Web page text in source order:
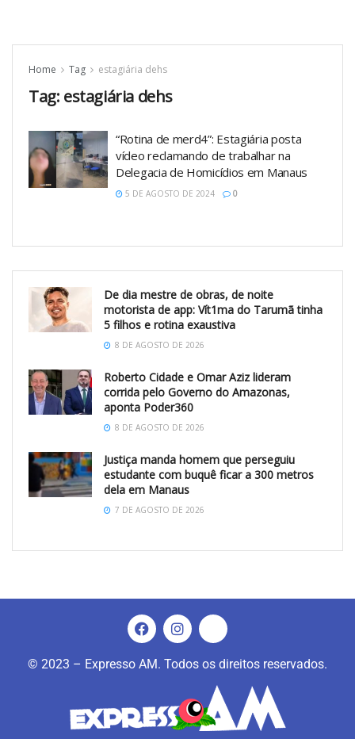
Home Tag estagiária dehs
Tag: estagiária dehs
“Rotina de merd4”: Estagiária posta
vídeo reclamando de trabalhar na
Delegacia de Homicídios em Manaus
5 DE AGOSTO DE 2024 0
De dia mestre de obras, de noite
motorista de app: Vít1ma do Tarumã tinha
5 filhos e rotina exaustiva
8 DE AGOSTO DE 2026
Roberto Cidade e Omar Aziz lideram
corrida pelo Governo do Amazonas,
aponta Poder360
8 DE AGOSTO DE 2026
Justiça manda homem que perseguiu
estudante com buquê ficar a 300 metros
dela em Manaus
7 DE AGOSTO DE 2026
© 2023 – Expresso AM. Todos os direitos reservados.